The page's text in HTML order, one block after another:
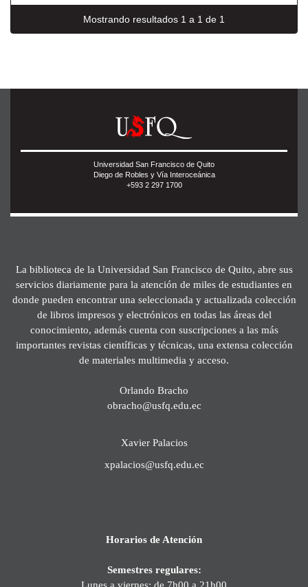
Mostrando resultados 1 a 1 de 1
Universidad San Francisco de Quito
Diego de Robles y Vía Interoceánica
+593 2 297 1700
La biblioteca de la Universidad San Francisco de Quito, abre sus
servicios diariamente para la atención de miles de estudiantes en
donde pueden encontrar una seleccionada y actualizada colección
de libros impresos y electrónicos en todas las áreas del
conocimiento, además cuenta con suscripciones a las más
importantes revistas científicas y técnicas, una extensa colección
de materiales multimedia y acceso.
Orlando Bracho
obracho@usfq.edu.ec
Xavier Palacios
xpalacios@usfq.edu.ec
Horarios de Atención
Semestres regulares:
Lunes a viernes: de 7h00 a 21h00